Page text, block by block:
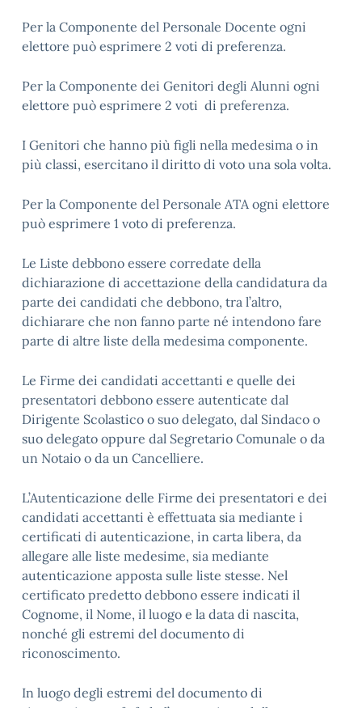
Per la Componente del Personale Docente ogni
elettore può esprimere 2 voti di preferenza.
Per la Componente dei Genitori degli Alunni ogni
elettore può esprimere 2 voti di preferenza.
I Genitori che hanno più figli nella medesima o in
più classi, esercitano il diritto di voto una sola volta.
Per la Componente del Personale ATA ogni elettore
può esprimere 1 voto di preferenza.
Le Liste debbono essere corredate della
dichiarazione di accettazione della candidatura da
parte dei candidati che debbono, tra l’altro,
dichiarare che non fanno parte né intendono fare
parte di altre liste della medesima componente.
Le Firme dei candidati accettanti e quelle dei
presentatori debbono essere autenticate dal
Dirigente Scolastico o suo delegato, dal Sindaco o
suo delegato oppure dal Segretario Comunale o da
un Notaio o da un Cancelliere.
L’Autenticazione delle Firme dei presentatori e dei
candidati accettanti è effettuata sia mediante i
certificati di autenticazione, in carta libera, da
allegare alle liste medesime, sia mediante
autenticazione apposta sulle liste stesse. Nel
certificato predetto debbono essere indicati il
Cognome, il Nome, il luogo e la data di nascita,
nonché gli estremi del documento di
riconoscimento.
In luogo degli estremi del documento di